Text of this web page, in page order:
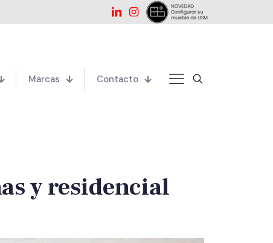
Marcas Contacto
y residencial